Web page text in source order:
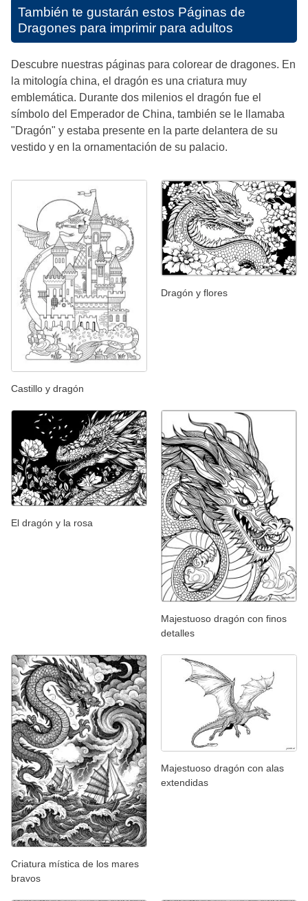
También te gustarán estos Páginas de
Dragones para imprimir para adultos
Descubre nuestras páginas para colorear de dragones. En
la mitología china, el dragón es una criatura muy
emblemática. Durante dos milenios el dragón fue el
símbolo del Emperador de China, también se le llamaba
"Dragón" y estaba presente en la parte delantera de su
vestido y en la ornamentación de su palacio.
Castillo y dragón
Dragón y flores
El dragón y la rosa
Majestuoso dragón con finos
detalles
Criatura mística de los mares
bravos
Majestuoso dragón con alas
extendidas